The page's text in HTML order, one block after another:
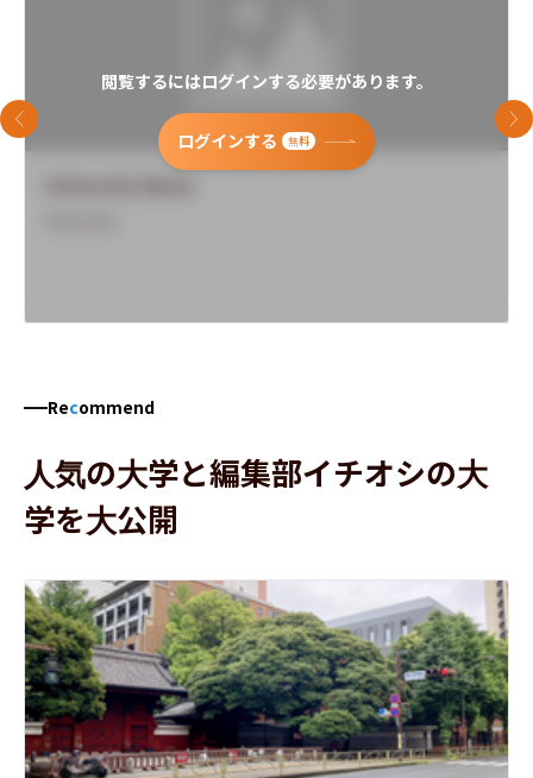
閲覧するにはログインする必要があります。
ログインする 無料
前のスライド 次
Recommend
人気の大学と編集部イチオシの大
学を大公開